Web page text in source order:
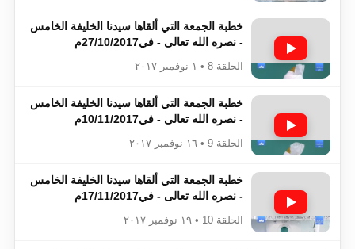
خطبة الجمعة التي ألقاها سيدنا الخليفة الخامس
- نصره الله تعالى - في27/10/2017م
الحلقة 8 • ١ نوفمبر ٢٠١٧
خطبة الجمعة التي ألقاها سيدنا الخليفة الخامس
- نصره الله تعالى - في10/11/2017م
الحلقة 9 • ١٦ نوفمبر ٢٠١٧
خطبة الجمعة التي ألقاها سيدنا الخليفة الخامس
- نصره الله تعالى - في17/11/2017م
الحلقة 10 • ١٩ نوفمبر ٢٠١٧